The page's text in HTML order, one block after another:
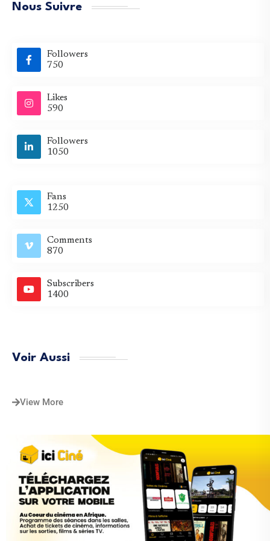
Nous Suivre
Followers
750
Likes
590
Followers
1050
Fans
1250
Comments
870
Subscribers
1400
Voir Aussi
View More